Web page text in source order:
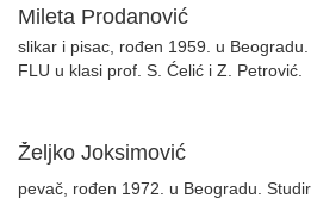
Mileta Prodanović
slikar i pisac, rođen 1959. u
FLU u klasi prof. S. Ćelić i Z. Petrović.
Željko Joksimović
pevač, rođen 1972. u Beogradu.